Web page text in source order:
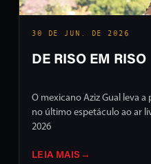
30 DE JUN. DE 2026
DE RISO EM RISO
O mexicano Aziz Gual leva
no último espetáculo ao ar
2026
LEIA MAIS →